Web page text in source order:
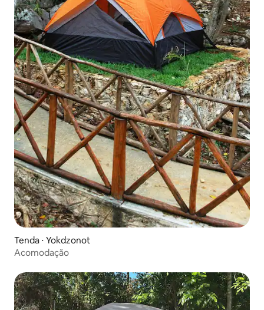
Tenda ⋅ Yokdzonot
Acomodação